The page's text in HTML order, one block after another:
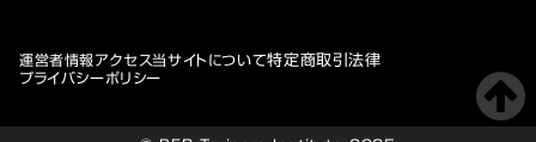
運営者情報アクセス当サイトについて特定商取引法律
プライバシーポリシー